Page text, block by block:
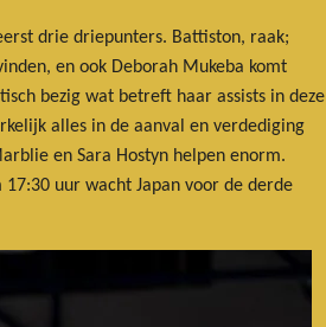
drie driepunters. Battiston, raak;
en ook Deborah Mukeba komt
bezig wat betreft haar assists in deze
alles in de aanval en verdediging
en Sara Hostyn helpen enorm.
uur wacht Japan voor de derde